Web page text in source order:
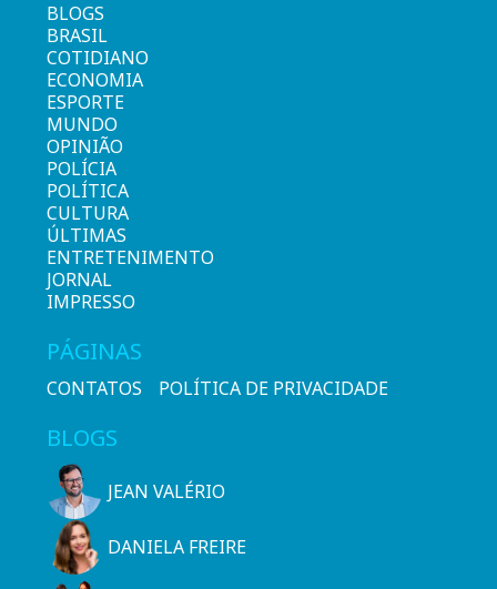
BLOGS
BRASIL
COTIDIANO
ECONOMIA
ESPORTE
MUNDO
OPINIÃO
POLÍCIA
POLÍTICA
CULTURA
ÚLTIMAS
ENTRETENIMENTO
JORNAL
IMPRESSO
PÁGINAS
CONTATOS POLÍTICA DE PRIVACIDADE
BLOGS
JEAN VALÉRIO
DANIELA FREIRE